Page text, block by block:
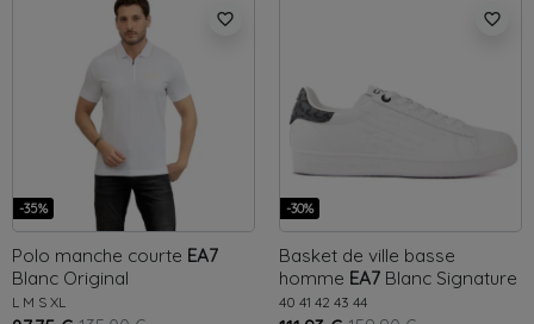
favorite_border
-35%
Polo manche courte EA7
Blanc Original
L M S XL
favorite_border
-30%
Basket de ville basse
homme EA7 Blanc Signature
GA
40 41 42 43 44